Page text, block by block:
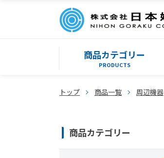
商品カテゴリー
PRODUCTS
トップ 商品一覧 周辺機器
商品カテゴリー